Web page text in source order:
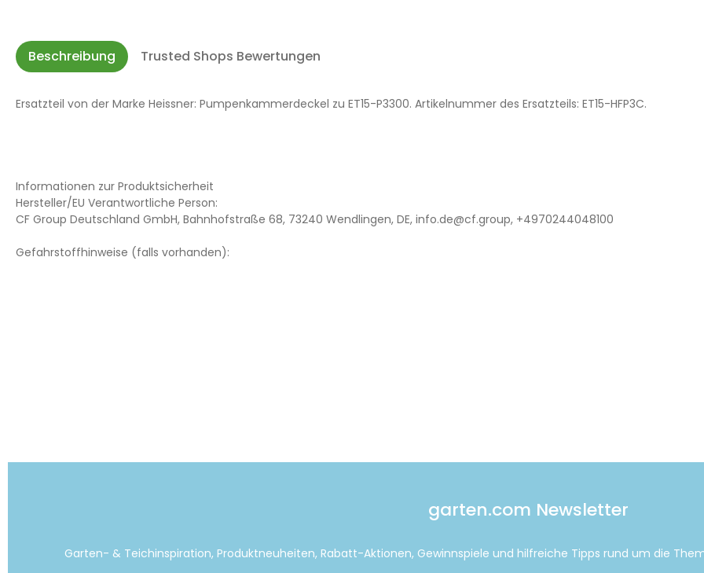
Beschreibung Trusted Shops Bewertungen
Ersatzteil von der Marke Heissner: Pumpenkammerdeckel zu ET15-P3300. Artikelnummer des Ersatzteils: ET15-HFP3C.
Informationen zur Produktsicherheit
Hersteller/EU Verantwortliche Person:
CF Group Deutschland GmbH, Bahnhofstraße 68, 73240 Wendlingen, DE, info.de@cf.group, +4970244048100
Gefahrstoffhinweise (falls vorhanden):
garten.com Newsletter
Garten- & Teichinspiration, Produktneuheiten, Rabatt-Aktionen, Gewinnspiele und hilfreiche Tipps rund um die